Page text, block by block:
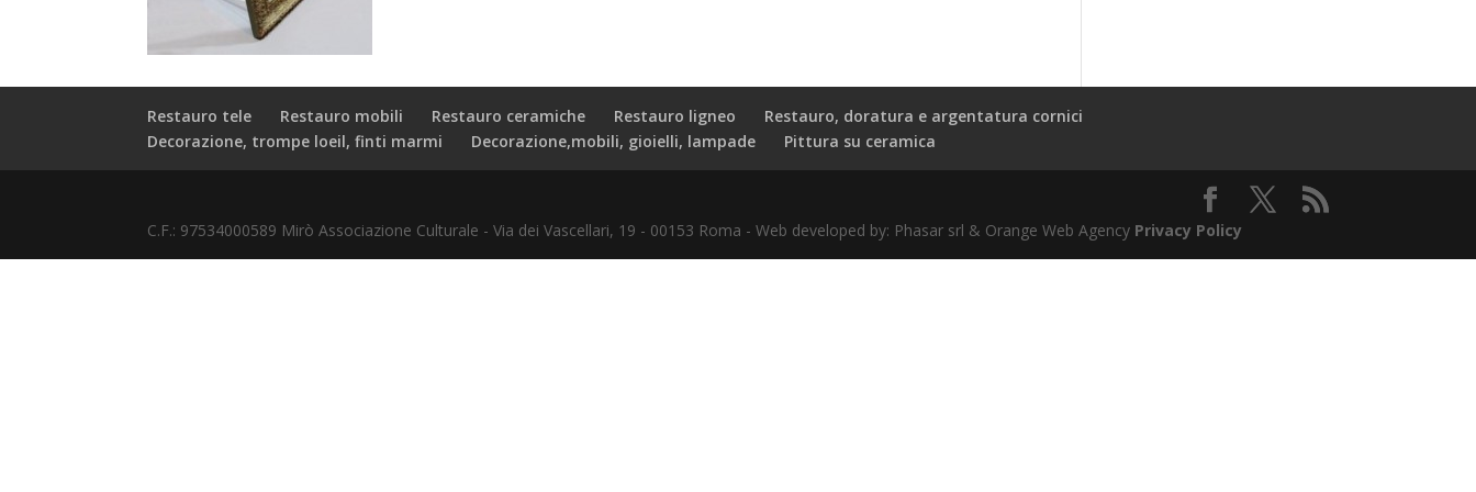
Restauro tele Restauro mobili Restauro ceramiche Restauro ligneo
Restauro, doratura e argentatura cornici
Decorazione, trompe loeil, finti marmi
Decorazione,mobili, gioielli, lampade Pittura su ceramica
C.F.: 97534000589 Mirò Associazione Culturale - Via dei Vascellari, 19 - 00153 Roma - Web developed by: Phasar srl & Orange Web Agency Privacy Policy